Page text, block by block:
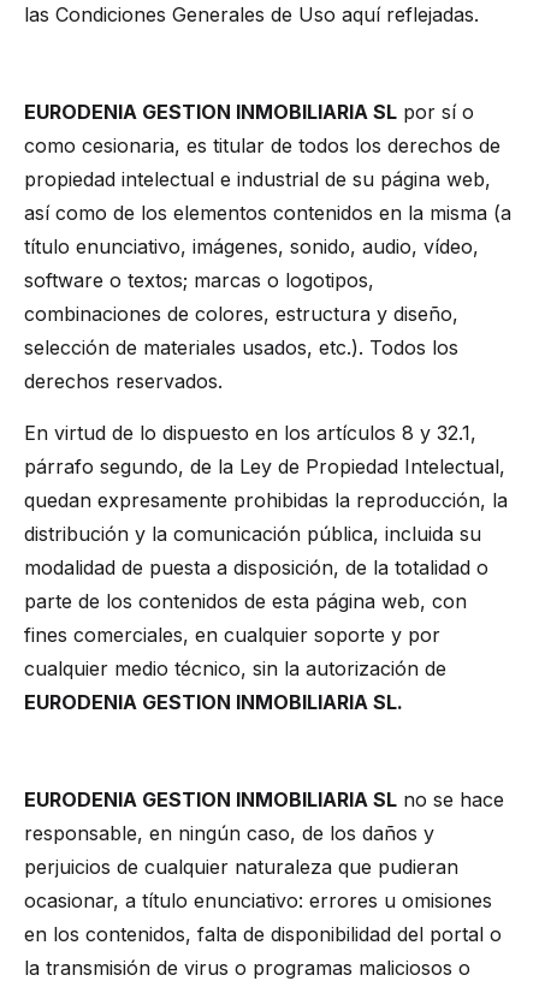
las Condiciones Generales de Uso aquí reflejadas.
EURODENIA GESTION INMOBILIARIA SL por sí o
como cesionaria, es titular de todos los derechos de
propiedad intelectual e industrial de su página web,
así como de los elementos contenidos en la misma (a
título enunciativo, imágenes, sonido, audio, vídeo,
software o textos; marcas o logotipos,
combinaciones de colores, estructura y diseño,
selección de materiales usados, etc.). Todos los
derechos reservados.
En virtud de lo dispuesto en los artículos 8 y 32.1,
párrafo segundo, de la Ley de Propiedad Intelectual,
quedan expresamente prohibidas la reproducción, la
distribución y la comunicación pública, incluida su
modalidad de puesta a disposición, de la totalidad o
parte de los contenidos de esta página web, con
fines comerciales, en cualquier soporte y por
cualquier medio técnico, sin la autorización de
EURODENIA GESTION INMOBILIARIA SL.
EURODENIA GESTION INMOBILIARIA SL no se hace
responsable, en ningún caso, de los daños y
perjuicios de cualquier naturaleza que pudieran
ocasionar, a título enunciativo: errores u omisiones
en los contenidos, falta de disponibilidad del portal o
la transmisión de virus o programas maliciosos o